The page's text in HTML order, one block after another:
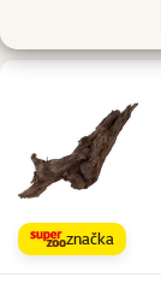
značka